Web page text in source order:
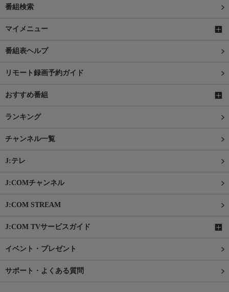
番組検索
マイメニュー
番組表ヘルプ
リモート録画予約ガイド
おすすめ番組
ランキング
チャンネル一覧
J:テレ
J:COMチャンネル
J:COM STREAM
J:COM TVサービスガイド
イベント・プレゼント
サポート・よくある質問